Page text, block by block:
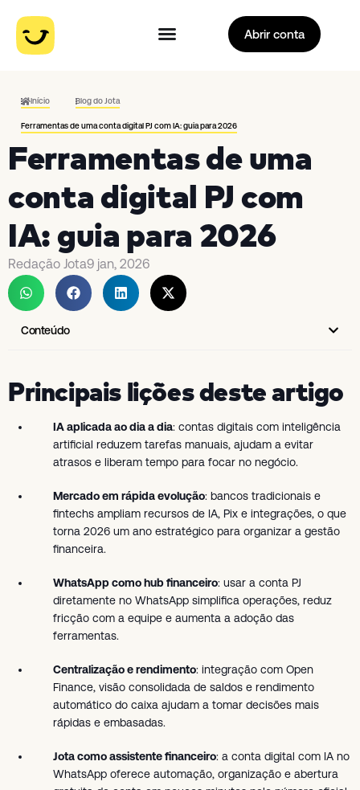
Abrir conta
Início Blog do Jota
Ferramentas de uma conta digital PJ com IA: guia para 2026
Ferramentas de uma
conta digital PJ com
IA: guia para 2026
Redação Jota9 jan, 2026
Conteúdo
Principais lições deste artigo
IA aplicada ao dia a dia: contas digitais com inteligência
artificial reduzem tarefas manuais, ajudam a evitar
atrasos e liberam tempo para focar no negócio.
Mercado em rápida evolução: bancos tradicionais e
fintechs ampliam recursos de IA, Pix e integrações, o que
torna 2026 um ano estratégico para organizar a gestão
financeira.
WhatsApp como hub financeiro: usar a conta PJ
diretamente no WhatsApp simplifica operações, reduz
fricção com a equipe e aumenta a adoção das
ferramentas.
Centralização e rendimento: integração com Open
Finance, visão consolidada de saldos e rendimento
automático do caixa ajudam a tomar decisões mais
rápidas e embasadas.
Jota como assistente financeiro: a conta digital com IA no
WhatsApp oferece automação, organização e abertura